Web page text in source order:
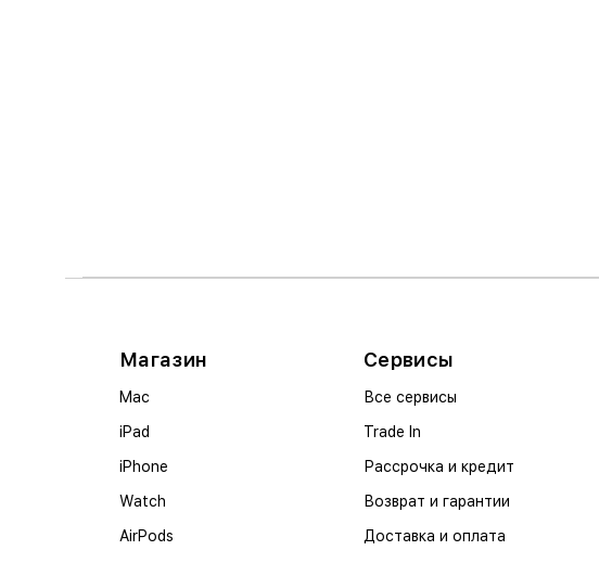
Магазин
Mac
iPad
iPhone
Watch
AirPods
Сервисы
Все сервисы
Trade In
Рассрочка и кредит
Возврат и гарантии
Доставка и оплата